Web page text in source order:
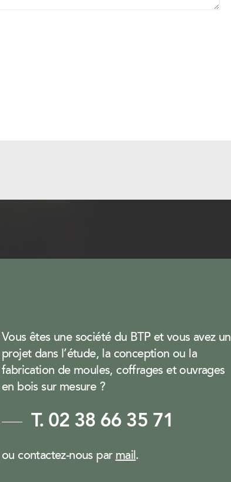
Vous êtes une société du BTP et vous avez un
projet dans l’étude, la conception ou la
fabrication de moules, coffrages et ouvrages
en bois sur mesure ?
T. 02 38 66 35 71
ou contactez-nous par mail .